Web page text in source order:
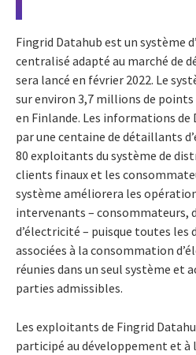
Fingrid Datahub est un système
centralisé adapté au marché de
sera lancé en février 2022. Le
sur environ 3,7 millions de
en Finlande. Les informations
par une centaine de détaillants
80 exploitants du système de
clients finaux et les
système améliorera les
intervenants – consommateurs,
d’électricité – puisque toutes
associées à la consommation
réunies dans un seul système et
parties admissibles.
Les exploitants de Fingrid
participé au développement et à